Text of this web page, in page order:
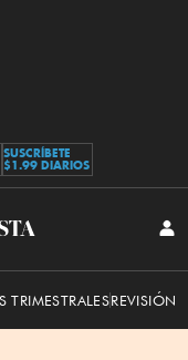
SUSCRÍBETE
$1.99 DIARIOS
TRIMESTRALESREVISIÓN